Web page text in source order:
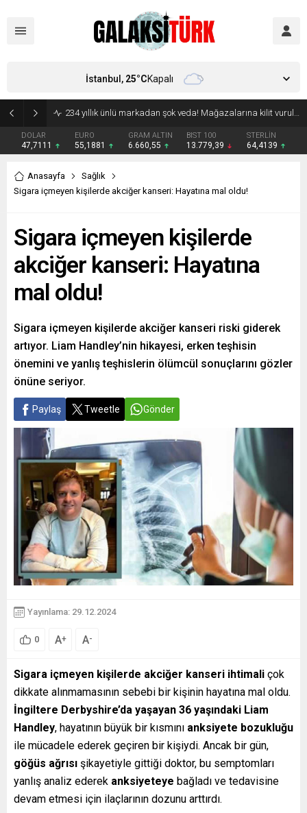
Vücudunuzu zehirliyor: Varsa çöpe atın! Yiyeni hasta ediyor
DOLAR
47,7111
EURO
55,1881
GRAM ALTIN
6.660,55
BIST 100
13.779,39
STERLİN
64,4139
İstanbul, 25°CKapalı
Anasayfa
Sağlık
Sigara içmeyen kişilerde akciğer kanseri: Hayatına mal oldu!
Sigara içmeyen kişilerde
akciğer kanseri: Hayatına
mal oldu!
Sigara içmeyen kişilerde akciğer kanseri riski giderek
artıyor. Liam Handley’nin hikayesi, erken teşhisin
önemini ve yanlış teşhislerin ölümcül sonuçlarını gözler
önüne seriyor.
Paylaş Tweetle Gönder
Yayınlama: 29.12.2024
0 A+ A-
Sigara içmeyen kişilerde akciğer kanseri ihtimali çok
dikkate alınmamasının sebebi bir kişinin hayatına mal oldu.
İngiltere Derbyshire’da yaşayan 36 yaşındaki Liam
Handley, hayatının büyük bir kısmını anksiyete bozukluğu
ile mücadele ederek geçiren bir kişiydi. Ancak bir gün,
göğüs ağrısı şikayetiyle gittiği doktor, bu semptomları
yanlış analiz ederek anksiyeteye bağladı ve tedavisine
devam etmesi için ilaçlarının dozunu arttırdı.